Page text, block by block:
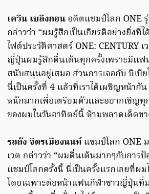
เควิน เบลิงกอน อดีตแชมป์โลก ONE
กล่าวว่า “ผมรู้สึกเป็นเกียรติอย่างยิ่งที่
ไฟต์ประวัติศาสตร์ ONE: CENTURY
ญี่ปุ่นผมรู้สึกตื่นเต้นทุกครั้งเพราะมีแ
สนับสนุนอยู่เสมอ ส่วนการเจอกับ บิเบี
นี่เป็นครั้งที่ 4 แล้วที่เราได้เผชิญหน้ากั
หนักมากเพื่อเตรียมตัวและอยากเชิญ
ของผมในวันอาทิตย์นี้ ห้ามพลาดเด็ดข
รถถัง จิตรเมืองนนท์ แชมป์โลก ONE
เวต กล่าวว่า “ผมตื่นเต้นมากๆกับการ
แชมป์โลกครั้งนี้ นี่เป็นครั้งแรกเลยที่ผ
โดยเฉพาะต่อหน้าแฟนกีฬาชาวญี่ปุ่นที่